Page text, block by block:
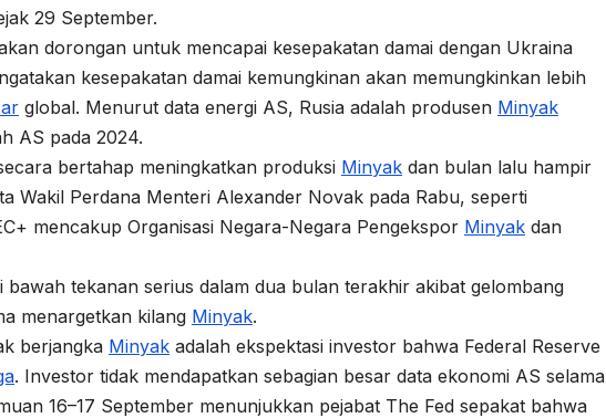
29 September.
dorongan untuk mencapai kesepakatan damai dengan Ukraina
kesepakatan damai kemungkinan akan memungkinkan lebih
global. Menurut data energi AS, Rusia adalah produsen Minyak
AS pada 2024.
bertahap meningkatkan produksi Minyak dan bulan lalu hampir
Wakil Perdana Menteri Alexander Novak pada Rabu, seperti
mencakup Organisasi Negara-Negara Pengekspor Minyak dan
tekanan serius dalam dua bulan terakhir akibat gelombang
menargetkan kilang Minyak.
berjangka Minyak adalah ekspektasi investor bahwa Federal Reserve
. Investor tidak mendapatkan sebagian besar data ekonomi AS selama
16–17 September menunjukkan pejabat The Fed sepakat bahwa